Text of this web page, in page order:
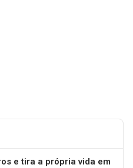
e tira a própria vida em